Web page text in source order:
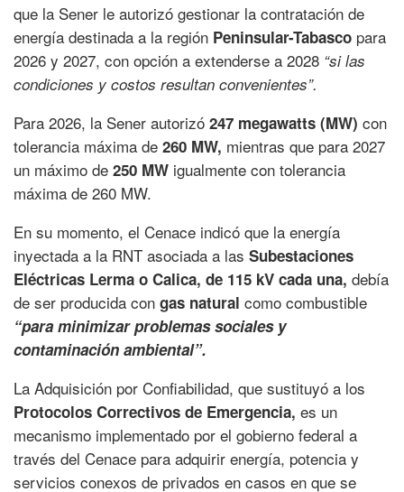
que la Sener le autorizó gestionar la contratación de
energía destinada a la región Peninsular-Tabasco para
2026 y 2027, con opción a extenderse a 2028 “si las
condiciones y costos resultan convenientes”.
Para 2026, la Sener autorizó 247 megawatts (MW) con
tolerancia máxima de 260 MW, mientras que para 2027
un máximo de 250 MW igualmente con tolerancia
máxima de 260 MW.
En su momento, el Cenace indicó que la energía
inyectada a la RNT asociada a las Subestaciones
Eléctricas Lerma o Calica, de 115 kV cada una, debía
de ser producida con gas natural como combustible
“para minimizar problemas sociales y
contaminación ambiental”.
La Adquisición por Confiabilidad, que sustituyó a los
Protocolos Correctivos de Emergencia, es un
mecanismo implementado por el gobierno federal a
través del Cenace para adquirir energía, potencia y
servicios conexos de privados en casos en que se